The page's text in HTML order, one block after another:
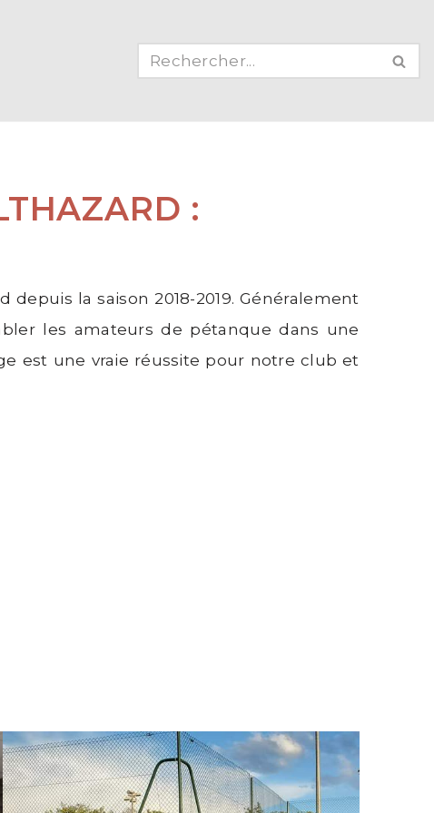
:
la saison 2018-2019. Généralement
les amateurs de pétanque dans une
est une vraie réussite pour notre club et